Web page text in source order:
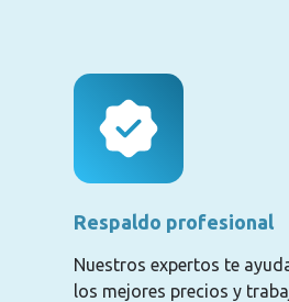
Respaldo profesional
Nuestros expertos te
los mejores precios y